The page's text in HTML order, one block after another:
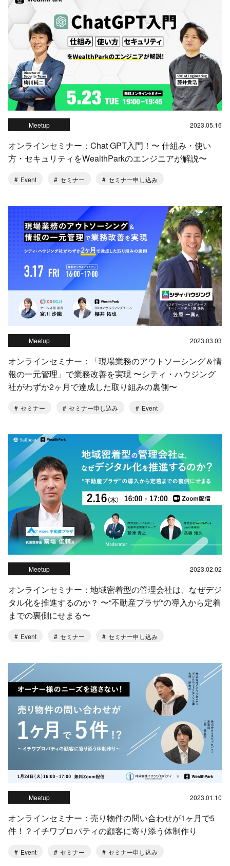
Meetup 2023.05.16
オンラインセミナー：Chat GPT入門！〜 仕組み・使い
方・セキュリティをWealthParkのエンジニアが解説〜
Event セミナー セミナー申し込み
Meetup 2023.03.03
オンラインセミナー：「現場業務のアウトソーシング＆情
報の一元管理」で業務改善を実現 〜シティ・ハウジング
社がわずか2ヶ月で達成した取り組みの裏側〜
セミナー セミナー申し込み Event
Meetup 2023.02.02
オンラインセミナー：地域密着型の管理会社は、なぜデジ
タル化を推進するのか？ 〜“不動産プラザ“の導入から定着
までの裏側にせまる〜
Event セミナー セミナー申し込み
Meetup 2023.01.10
オンラインセミナー：売り物件の問い合わせが1ヶ月で5
件！？イチワプロパティの顧客に寄り添う体制作り
Event セミナー セミナー申し込み